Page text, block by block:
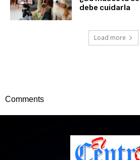
debe cuidarla
Load more
Comments